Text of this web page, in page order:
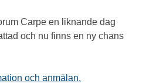
Carpe en liknande dag
och nu finns en ny chans
och anmälan.